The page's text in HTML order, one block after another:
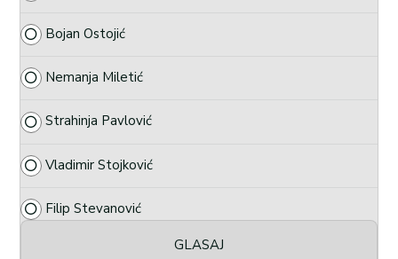
Bojan Ostojić
Nemanja Miletić
Strahinja Pavlović
Vladimir Stojković
Filip Stevanović